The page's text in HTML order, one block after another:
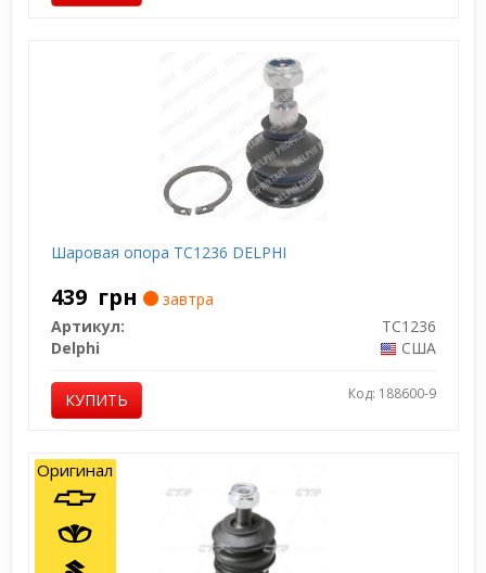
Шаровая опора TC1236 DELPHI
439 грн
завтра
Артикул:
TC1236
Delphi
США
КУПИТЬ Код: 188600-9
Оригинал